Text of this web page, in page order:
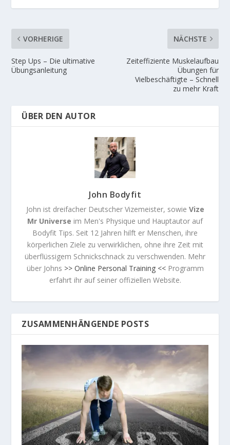
VORHERIGE
Step Ups – Die ultimative
Übungsanleitung
NÄCHSTE
Zeiteffiziente Muskelaufbau
Übungen für
Vielbeschäftigte – Schnell
zu mehr Kraft
ÜBER DEN AUTOR
John Bodyfit
John ist dreifacher Deutscher Vizemeister, sowie Vize
Mr Universe im Men's Physique und Hauptautor auf
Bodyfit Tips. Seit 12 Jahren hilft er Menschen, ihre
körperlichen Ziele zu verwirklichen, ohne ihre Zeit mit
überflüssigem Schnickschnack zu verschwenden. Mehr
über Johns >> Online Personal Training <<Programm
erfahrt ihr auf seiner offiziellen Website.
ZUSAMMENHÄNGENDE POSTS